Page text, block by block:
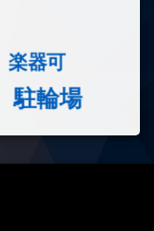
楽器可
駐輪場